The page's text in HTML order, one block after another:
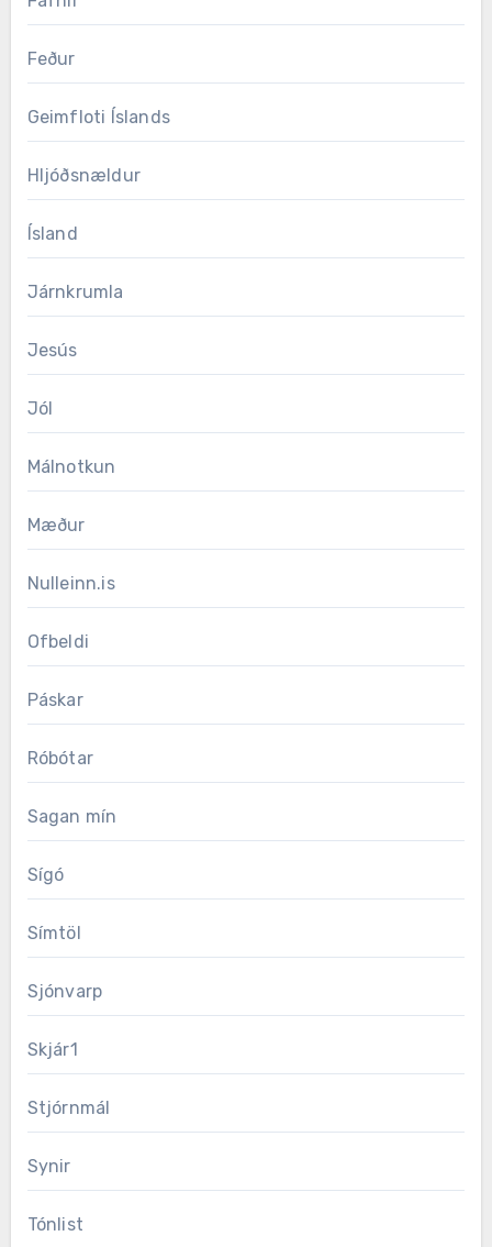
Feður
Geimfloti Íslands
Hljóðsnældur
Ísland
Járnkrumla
Jesús
Jól
Málnotkun
Mæður
Nulleinn.is
Ofbeldi
Páskar
Róbótar
Sagan mín
Sígó
Símtöl
Sjónvarp
Skjár1
Stjórnmál
Synir
Tónlist